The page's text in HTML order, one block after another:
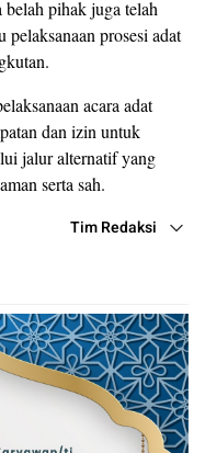
pihak juga telah
pelaksanaan prosesi adat
acara adat
dan izin untuk
jalur alternatif yang
serta sah.
Tim Redaksi